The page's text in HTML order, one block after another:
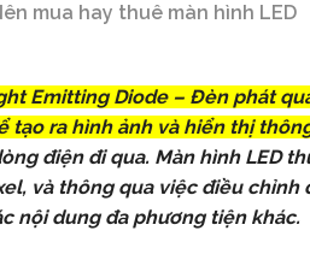
mua hay thuê màn hình LED
Emitting Diode – Đèn phát
tạo ra hình ảnh và hiển thị
điện đi qua. Màn hình LED
và thông qua việc điều chỉnh
nội dung đa phương tiện khác.